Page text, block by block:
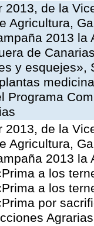
2013, de la
Agricultura,
2013 la
de
y esquejes»,
Programa
2013, de la
Agricultura,
2013
a los
a los
por